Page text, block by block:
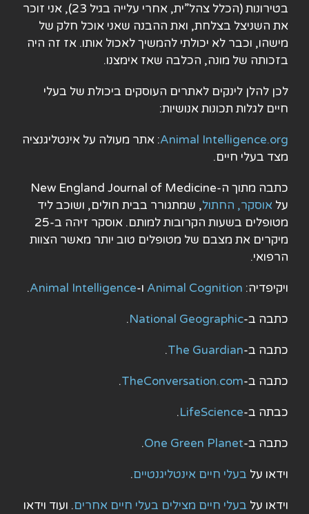
בטירונות (הכלל צהל”ית, אחרי עלייה בגיל 23), אני זוכר
את השניצל בצלחת, ואת ההבנה שאני אוכל חלק של
מישהו, וכבר לא יכולתי להמשיך לאכול אותו. אז זה היה
בזכותה של מונה, הכלבה שאז אימצנו.
לכן להלן לינקים לאתרים העוסקים ביכולת של בעלי
חיים לגלות תכונות אנושיות:
Animal Intelligence.org: אתר מעולה על אינטליגנציה
מצד בעלי חיים.
כתבה מתוך ה-New England Journal of Medicine
על אוסקר, החתול, שמתגורר בבית חולים, ושוכב ליד
מטופלים בשעות הקרובות למותם. אוסקר זיהה ב-25
מיקרים את מצבם של מטופלים טוב יותר מאשר הצוות
הרפואי.
ויקיפדיה: Animal Cognition ו-Animal Intelligence
.
כתבה ב-National Geographic
.
כתבה ב-The Guardian
.
כתבה ב-TheConversation.com
.
כבתה ב-LifeScience
.
כתבה ב-One Green Planet
.
וידאו על בעלי חיים אינטליגנטיים.
וידאו על בעלי חיים מצילים בעלי חיים אחרים. ועוד וידאו